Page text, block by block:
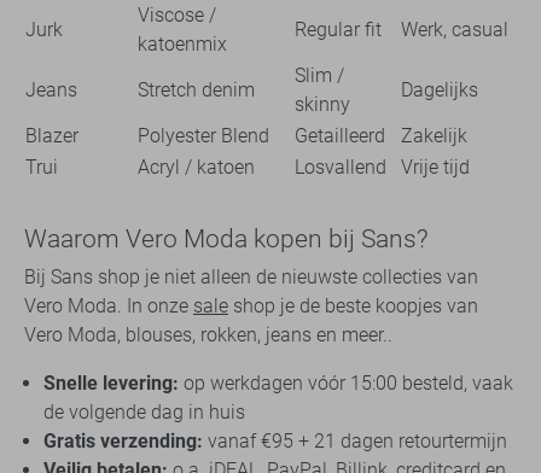
Jurk
Viscose /
katoenmix
Regular fit Werk, casual
Jeans Stretch denim
Slim /
skinny
Dagelijks
Blazer
Polyester Blend Getailleerd
Zakelijk
Trui
Acryl / katoen Losvallend Vrije tijd
Waarom Vero Moda kopen bij Sans?
Bij Sans shop je niet alleen de nieuwste collecties van
Vero Moda. In onze sale shop je de beste koopjes van
Vero Moda, blouses, rokken, jeans en meer..
Snelle levering: op werkdagen vóór 15:00 besteld, vaak
de volgende dag in huis
Gratis verzending: vanaf €95 + 21 dagen retourtermijn